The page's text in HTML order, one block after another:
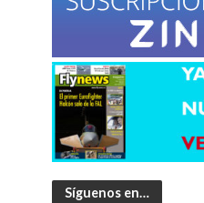
Síguenos en…